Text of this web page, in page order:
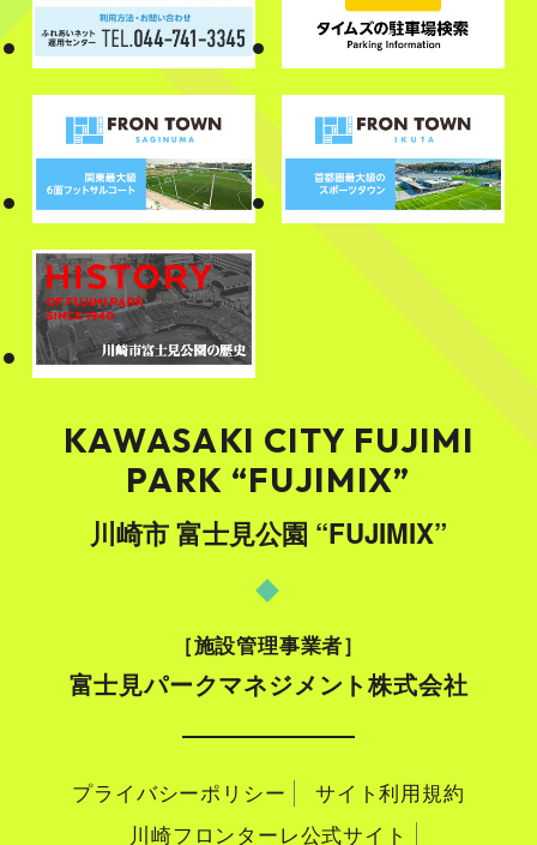
KAWASAKI CITY FUJIMI
PARK “FUJIMIX”
川崎市 富士見公園 “FUJIMIX”
施設管理事業者
富士見パークマネジメント株式会社
プライバシーポリシー
サイト利用規約
川崎フロンターレ公式サイト